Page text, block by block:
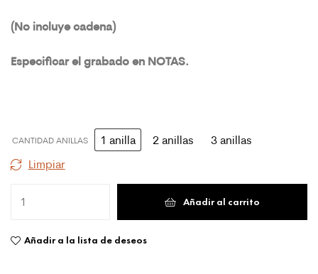
(No incluye cadena)
Especificar el grabado en NOTAS.
CANTIDAD ANILLAS 1 anilla 2 anillas
3 anillas
Limpiar
Añadir al carrito
Añadir a la lista de deseos